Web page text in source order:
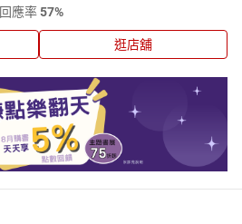
回應率57%
逛店舖